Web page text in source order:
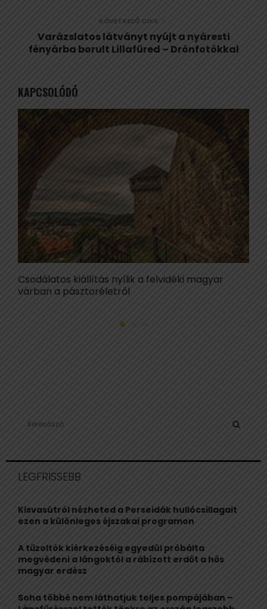
KÖVETKEZŐ CIKK
Varázslatos látványt nyújt a nyáresti
fényárba borult Lillafüred – Drónfotókkal
KAPCSOLÓDÓ
Csodálatos kiállítás nyílik a felvidéki magyar
várban a pásztoréletről
h
o
r
LEGFRISSEBB
Kisvasútról nézheted a Perseidák hullócsillagait
ezen a különleges éjszakai programon
A tűzoltók kiérkezéséig egyedül próbálta
megvédeni a lángoktól a rábízott erdőt a hős
magyar erdész
Soha többé nem láthatjuk teljes pompájában –